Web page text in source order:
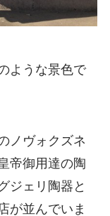
ような景色で
ノヴォクズネ
帝御用達の陶
ジェリ陶器と
が並んでいま